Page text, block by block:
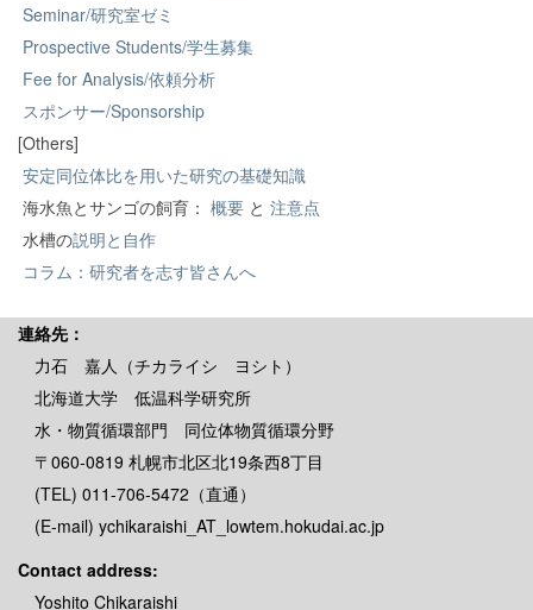
Seminar/研究室ゼミ
Prospective Students/学生募集
Fee for Analysis/依頼分析
スポンサー/Sponsorship
[Others]
安定同位体比を用いた研究の基礎知識
海水魚とサンゴの飼育： 概要 と 注意点
水槽の説明と自作
コラム：研究者を志す皆さんへ
連絡先：
力石 嘉人（チカライシ ヨシト）
北海道大学 低温科学研究所
水・物質循環部門 同位体物質循環分野
〒060-0819 札幌市北区北19条西8丁目
(TEL) 011-706-5472（直通）
(E-mail) ychikaraishi_AT_lowtem.hokudai.ac.jp
Contact address:
Yoshito Chikaraishi